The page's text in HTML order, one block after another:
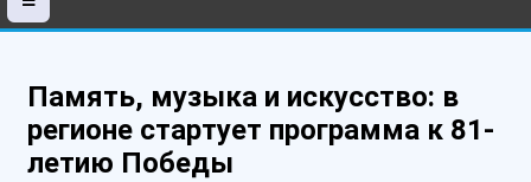
Память, музыка и искусство: в
регионе стартует программа к 81-
летию Победы